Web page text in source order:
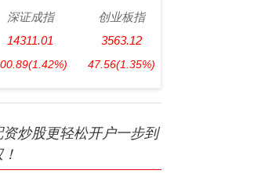
深证成指
14311.01
(1.42%)
创业板指
3563.12
47.56(1.35%)
炒股更轻松开户一步到